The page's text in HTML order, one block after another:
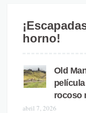
horno!
Old
rocoso
abril 7, 2026